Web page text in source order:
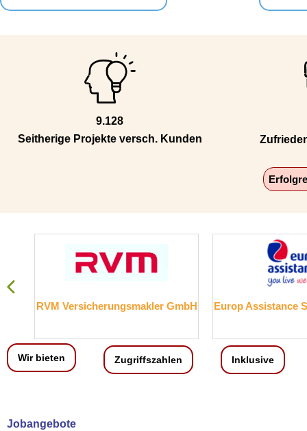
9.128
Seitherige Projekte versch. Kunden
RVM Versicherungsmakler GmbH Europ Assistance
Wir bieten Zugriffszahlen Inklusive
Jobangebote